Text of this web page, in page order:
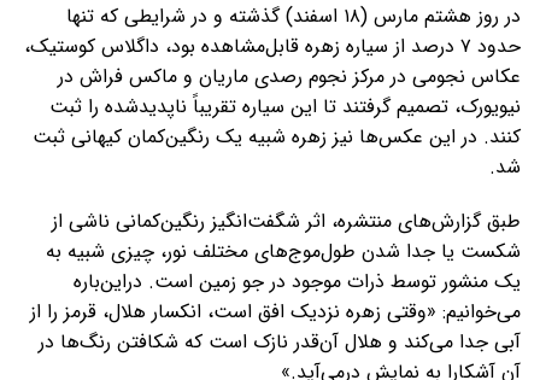
در روز هشتم مارس (۱۸ اسفند) گذشته و در شرایطی که تنها
حدود ۷ درصد از سیاره زهره قابل‌مشاهده بود، داگلاس کوستیک،
عکاس نجومی در مرکز نجوم رصدی ماریان و ماکس فراش در
نیویورک، تصمیم گرفتند تا این سیاره تقریباً ناپدیدشده را ثبت
کنند. در این عکس‌ها نیز زهره شبیه یک رنگین‌کمان کیهانی ثبت
شد.
طبق گزارش‌های منتشره، اثر شگفت‌انگیز رنگین‌کمانی ناشی از
شکست یا جدا شدن طول‌موج‌های مختلف نور، چیزی شبیه به
یک منشور توسط ذرات موجود در جو زمین است. دراین‌باره
می‌خوانیم: «وقتی زهره نزدیک افق است، انکسار هلال، قرمز را از
آبی جدا می‌کند و هلال آن‌قدر نازک است که شکافتن رنگ‌ها در
آن آشکارا به نمایش درمی‌آید.»